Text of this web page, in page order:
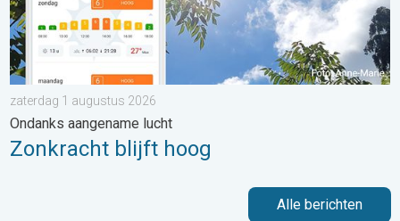
zaterdag 1 augustus 2026
Ondanks aangename lucht
Zonkracht blijft hoog
Alle berichten